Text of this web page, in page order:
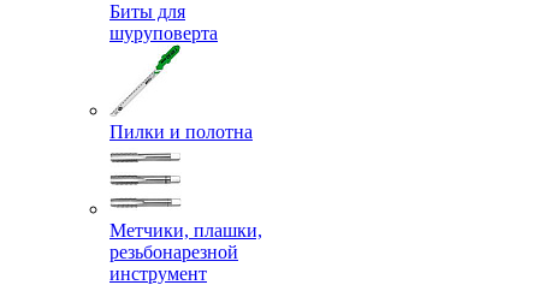
Биты для
шуруповерта
Пилки и полотна
Метчики, плашки,
резьбонарезной
инструмент